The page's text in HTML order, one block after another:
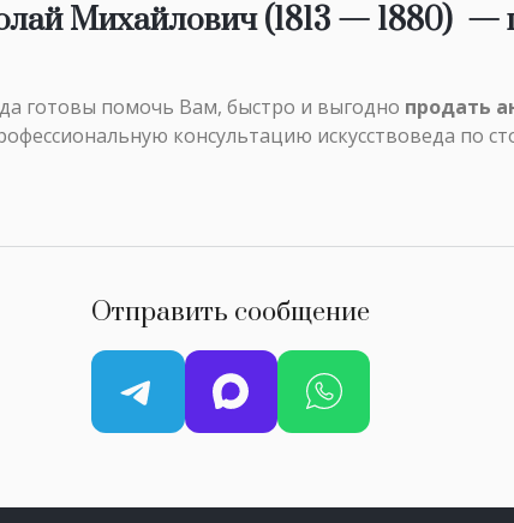
Михайлович (1813 — 1880) —
готовы помочь Вам, быстро и выгодно продать
консультацию искусствоведа по
Отправить сообщение